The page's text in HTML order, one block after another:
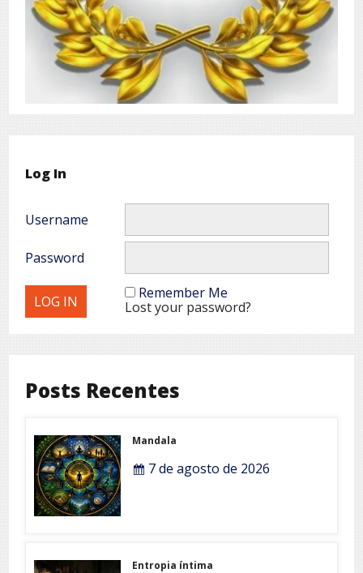
Log In
Username
Password
Remember Me
Lost your password?
Posts Recentes
Mandala
7 de agosto de 2026
Entropia íntima